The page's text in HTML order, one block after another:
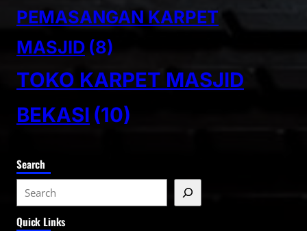
PEMASANGAN KARPET
MASJID (8)
TOKO KARPET MASJID
BEKASI (10)
Search
e
a
Quick Links